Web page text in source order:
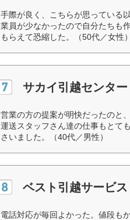
手際が良く、こちらが思っている
業員が少なかったので自分たちも
もらえて恐縮した。（50代／女性）
サカイ引越センター
営業の方の提案が明快だったのと
運送スタッフさん達の仕事もとて
さいました。（40代／男性）
ベスト引越サービス
電話対応が毎回よかった。値段も